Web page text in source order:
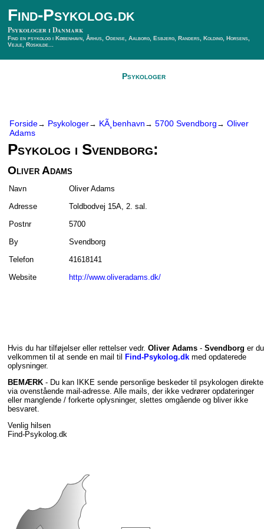
Find-Psykolog.dk
Psykologer i Danmark
Find en psykolog i København, Århus, Odense, Aalborg, Esbjerg, Randers, Kolding, Horsens,
Vejle, Roskilde...
Psykologer
Forside→ Psykologer→ KÃ¸benhavn → 5700 Svendborg → Oliver
Adams
Psykolog i Svendborg:
Oliver Adams
Navn
Oliver Adams
Adresse
Toldbodvej 15A, 2. sal.
Postnr
5700
By
Svendborg
Telefon
41618141
Website
http://www.oliveradams.dk/
Hvis du har tilføjelser eller rettelser vedr. Oliver Adams - Svendborg er du
velkommen til at sende en mail til
Find-Psykolog.dk med opdaterede
oplysninger.
BEMÆRK - Du kan IKKE sende personlige beskeder til psykologen direkte
via ovenstående mail-adresse. Alle mails, der ikke vedrører opdateringer
eller manglende / forkerte oplysninger, slettes omgående og bliver ikke
besvaret.
Venlig hilsen
Find-Psykolog.dk